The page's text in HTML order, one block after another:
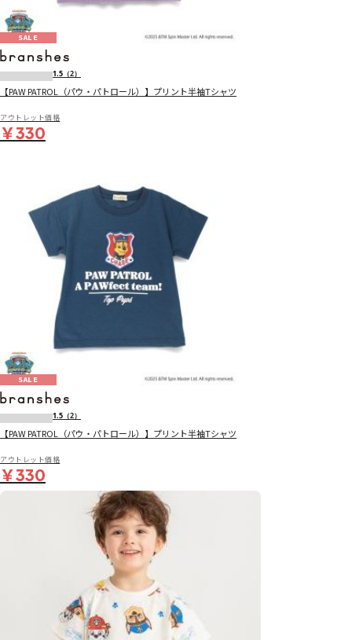
SALE
1.5 （2）
【PAW PATROL（パウ・パトロール）】プリント半袖Tシャツ
アウトレット価格
￥330
SALE
1.5 （2）
【PAW PATROL（パウ・パトロール）】プリント半袖Tシャツ
アウトレット価格
￥330